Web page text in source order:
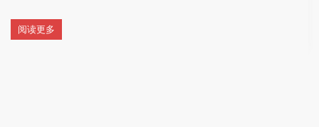
阅读更多